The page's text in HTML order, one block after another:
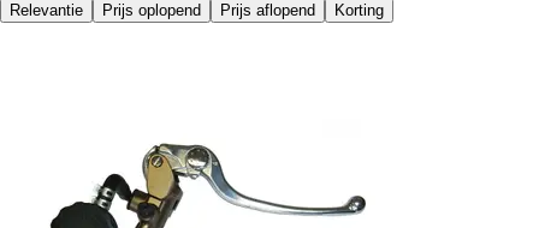
Relevantie
Prijs oplopend Prijs aflopend Korting